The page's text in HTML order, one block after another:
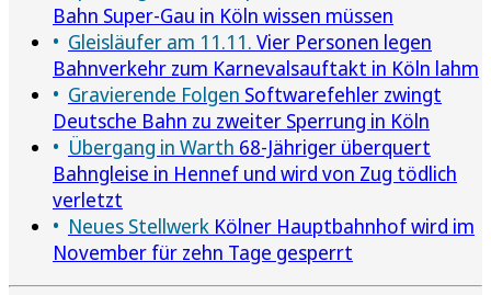
Bahn Super-Gau in Köln wissen müssen
Gleisläufer am 11.11. Vier Personen legen
Bahnverkehr zum Karnevalsauftakt in Köln lahm
Gravierende Folgen Softwarefehler zwingt
Deutsche Bahn zu zweiter Sperrung in Köln
Übergang in Warth 68-Jähriger überquert
Bahngleise in Hennef und wird von Zug tödlich
verletzt
Neues Stellwerk Kölner Hauptbahnhof wird im
November für zehn Tage gesperrt